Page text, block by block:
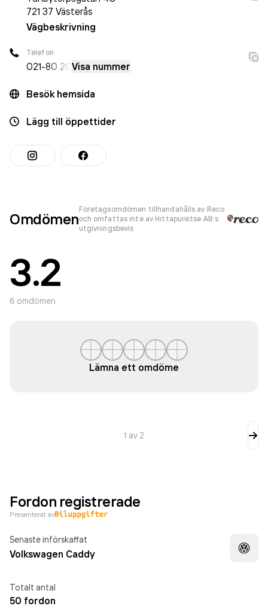
721 37 Västerås
Vägbeskrivning
Telefon
021-80 20 Visa nummer
Besök hemsida
Lägg till öppettider
Omdömen
Företagsomdömen tillhandahålls av Reco
och omfattas inte av Hittapunktse AB:s
utgivningsbevis
3.2
6 omdömen
Lämna ett omdöme
1 av 2
Fordon registrerade
Presenterat av
Senaste införskaffat
Volkswagen Caddy
Totalt antal
50 fordon